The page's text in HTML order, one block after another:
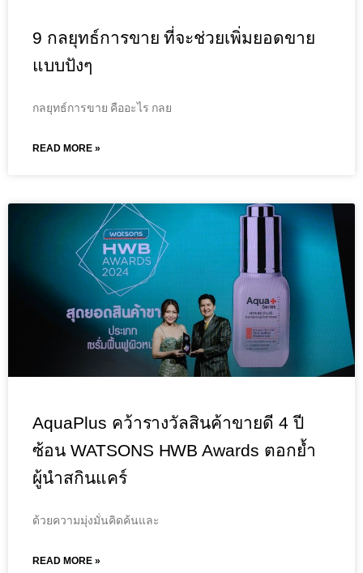
9 กลยุทธ์การขาย ที่จะช่วยเพิ่มยอดขาย
แบบปังๆ
กลยุทธ์การขาย คืออะไร กลย
READ MORE »
AquaPlus คว้ารางวัลสินค้าขายดี 4 ปี
ซ้อน WATSONS HWB Awards ตอกย้ำ
ผู้นำสกินแคร์
ด้วยความมุ่งมั่นคิดค้นและ
READ MORE »